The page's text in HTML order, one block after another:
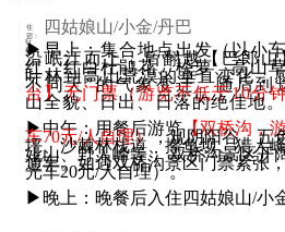
住
宿：
四姑娘山/小金/丹巴
行
程：
▶早上：集合地点出发（以小
沿岷江而上，后翻越【巴郎
红、红白杜鹃花、松萝、高山
叶林到高山荒漠的垂直变化，
不同天”的气象变迁。随后到
台】无门票（游览不低于10分
山全貌、日出、日落的绝佳地。
▶中午：用餐后游览【双桥沟，
车70元/人自理），观阴阳谷、五
坪、沙棘林栈道、撵鱼坝、猎人
妣山、野人峰等； 双桥沟景区开
通车。如遇双桥沟景区门票紧张
光车20元/人自理）。
▶晚上：晚餐后入住四姑娘山/小